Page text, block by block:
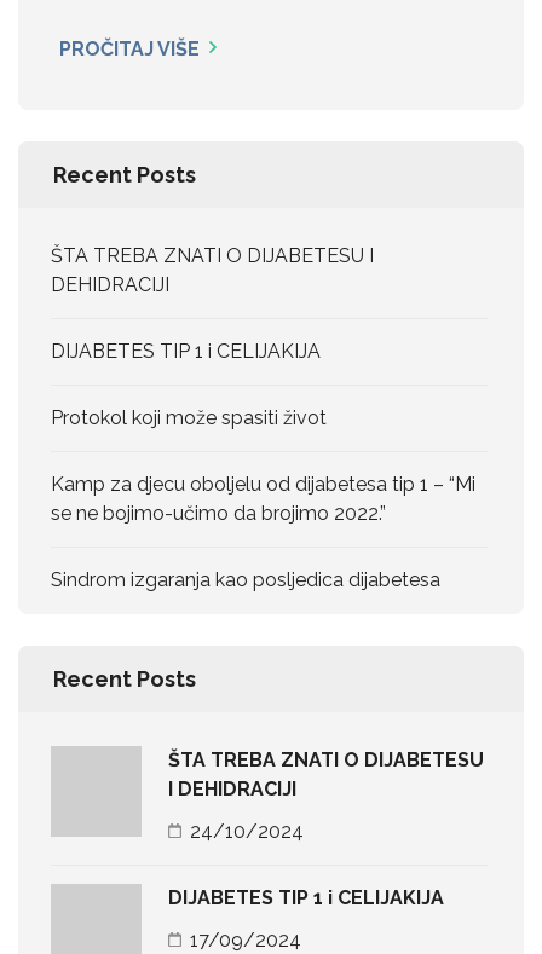
PROČITAJ VIŠE
Recent Posts
ŠTA TREBA ZNATI O DIJABETESU I
DEHIDRACIJI
DIJABETES TIP 1 i CELIJAKIJA
Protokol koji može spasiti život
Kamp za djecu oboljelu od dijabetesa tip 1 – “Mi
se ne bojimo-učimo da brojimo 2022.”
Sindrom izgaranja kao posljedica dijabetesa
Recent Posts
ŠTA TREBA ZNATI O DIJABETESU
I DEHIDRACIJI
24/10/2024
DIJABETES TIP 1 i CELIJAKIJA
17/09/2024